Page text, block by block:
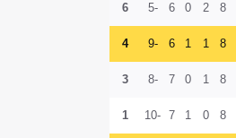
8
2
0
6
-5
6
8
1
1
6
-9
4
8
1
0
7
-8
3
8
0
1
7
-10
1